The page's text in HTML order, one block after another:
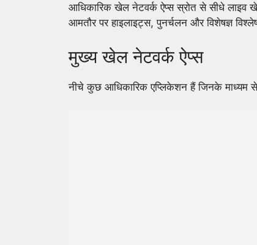
आधिकारिक खेल नेटवर्क ऐप्स स्रोत से सीधे लाइव
आमतौर पर हाइलाइट्स, पुनर्चलन और विशेषज्ञ
मुख्य खेल नेटवर्क ऐप्स
नीचे कुछ आधिकारिक एप्लिकेशन हैं जिनके